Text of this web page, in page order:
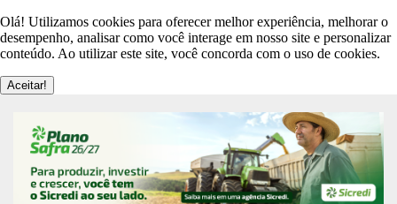
Olá! Utilizamos cookies para oferecer melhor experiência, melhorar o
desempenho, analisar como você interage em nosso site e personalizar
conteúdo. Ao utilizar este site, você concorda com o uso de cookies.
Aceitar!